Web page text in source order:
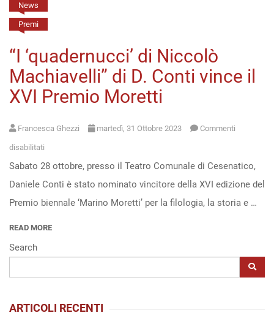
di
Scienze
Open
access
News
Premi
“I ‘quadernucci’ di Niccolò
Machiavelli” di D. Conti vince il
XVI Premio Moretti
Francesca Ghezzi martedì, 31 Ottobre 2023 Commenti
disabilitati
“I
‘quadernucci’
di
di
D.
vince
Sabato 28 ottobre, presso il Teatro Comunale di Cesenatico,
Daniele Conti è stato nominato vincitore della XVI edizione del
Premio biennale ‘Marino Moretti’ per la filologia, la storia e …
READ MORE
Search
ARTICOLI RECENTI